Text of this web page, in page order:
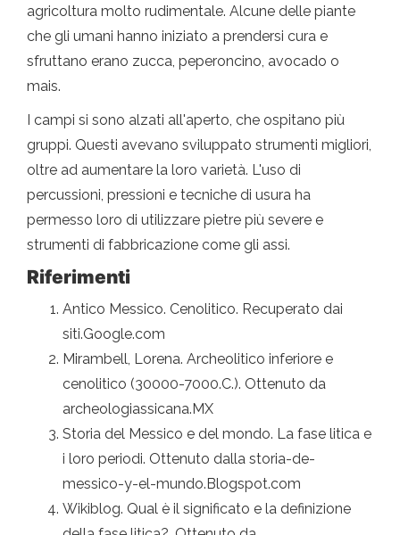
agricoltura molto rudimentale. Alcune delle piante
che gli umani hanno iniziato a prendersi cura e
sfruttano erano zucca, peperoncino, avocado o
mais.
I campi si sono alzati all'aperto, che ospitano più
gruppi. Questi avevano sviluppato strumenti migliori,
oltre ad aumentare la loro varietà. L'uso di
percussioni, pressioni e tecniche di usura ha
permesso loro di utilizzare pietre più severe e
strumenti di fabbricazione come gli assi.
Riferimenti
Antico Messico. Cenolitico. Recuperato dai
siti.Google.com
Mirambell, Lorena. Archeolitico inferiore e
cenolitico (30000-7000.C.). Ottenuto da
archeologiassicana.MX
Storia del Messico e del mondo. La fase litica e
i loro periodi. Ottenuto dalla storia-de-
messico-y-el-mundo.Blogspot.com
Wikiblog. Qual è il significato e la definizione